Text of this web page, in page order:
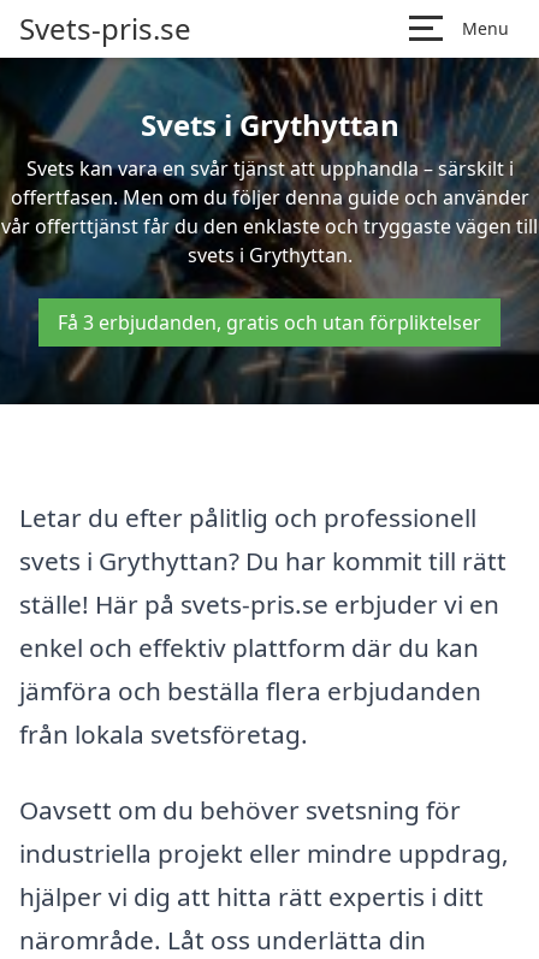
Svets-pris.se Menu
Svets i Grythyttan
Svets kan vara en svår tjänst att upphandla – särskilt i
offertfasen. Men om du följer denna guide och använder
vår offerttjänst får du den enklaste och tryggaste vägen till
svets i Grythyttan.
Få 3 erbjudanden, gratis och utan förpliktelser
Letar du efter pålitlig och professionell
svets i Grythyttan? Du har kommit till rätt
ställe! Här på svets-pris.se erbjuder vi en
enkel och effektiv plattform där du kan
jämföra och beställa flera erbjudanden
från lokala svetsföretag.
Oavsett om du behöver svetsning för
industriella projekt eller mindre uppdrag,
hjälper vi dig att hitta rätt expertis i ditt
närområde. Låt oss underlätta din